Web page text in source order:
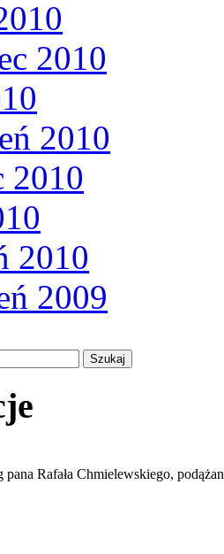
2010
2010
2010
2010
2009
pana Rafała Chmielewskiego,